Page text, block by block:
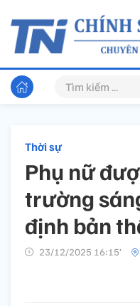
Thời sự
Phụ nữ
trường
định bản
23/12/2025 16:15’